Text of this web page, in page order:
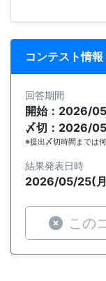
コンテスト情報
回答期間
開始：2026/
〆切：2026/
※提出〆切時間までは
結果発表日時
2026/05/25(
この